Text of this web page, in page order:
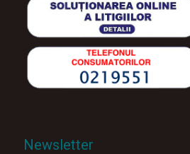
Newsletter